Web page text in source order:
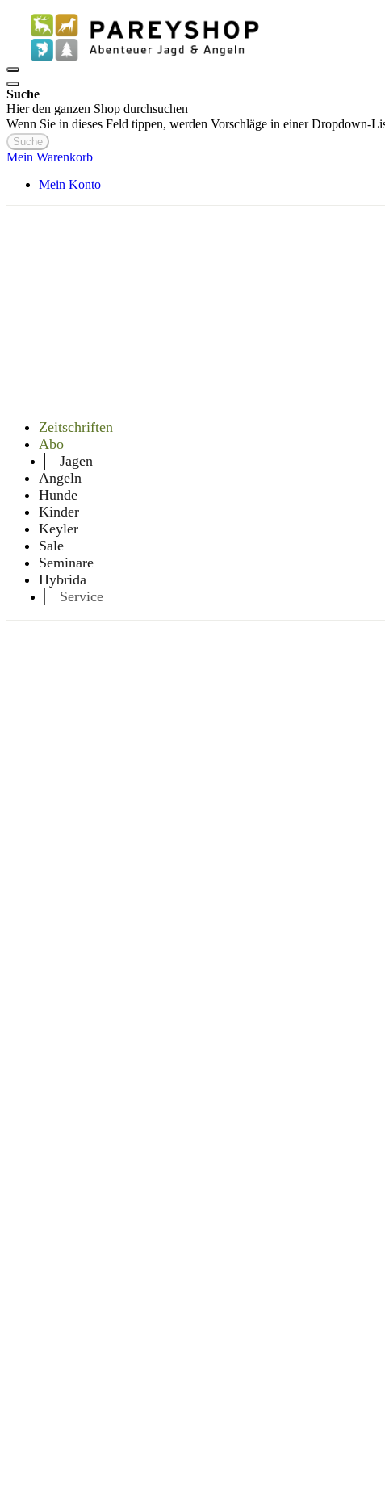
Suche
Hier den ganzen Shop durchsuchen
Wenn Sie in dieses Feld tippen, werden Vorschläge in einer Dropdown-
Suche
Mein Warenkorb
Mein Konto
Zeitschriften
Abo
Jagen
Angeln
Hunde
Kinder
Keyler
Sale
Seminare
Hybrida
Service